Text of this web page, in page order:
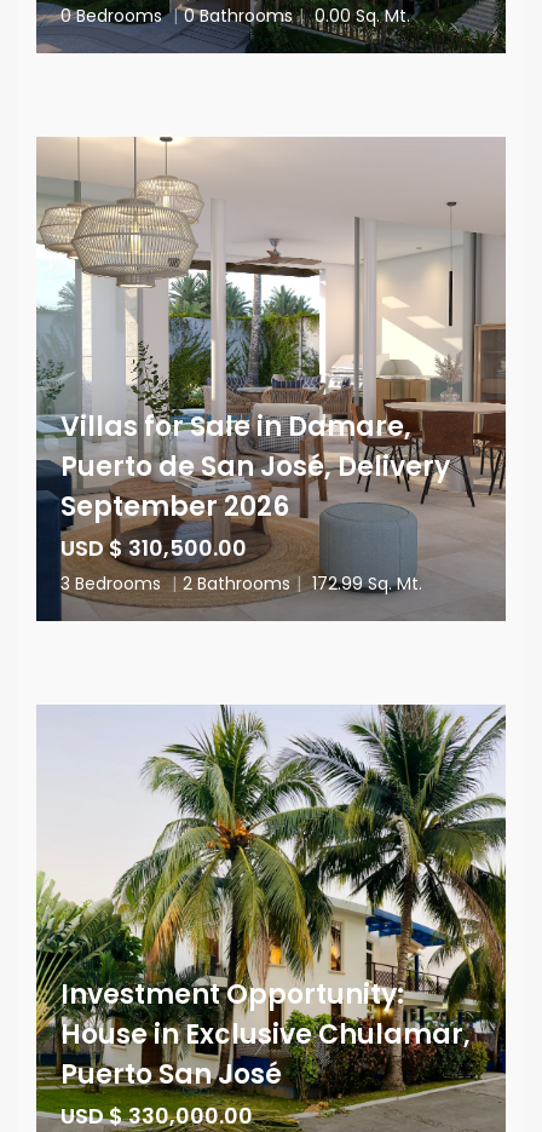
0 Bedrooms | 0 Bathrooms | 0.00 Sq. Mt.
Villas for Sale in Damare,
Puerto de San José, Delivery
September 2026
USD $ 310,500.00
3 Bedrooms | 2 Bathrooms | 172.99 Sq. Mt.
Investment Opportunity:
House in Exclusive Chulamar,
Puerto San José
USD $ 330,000.00